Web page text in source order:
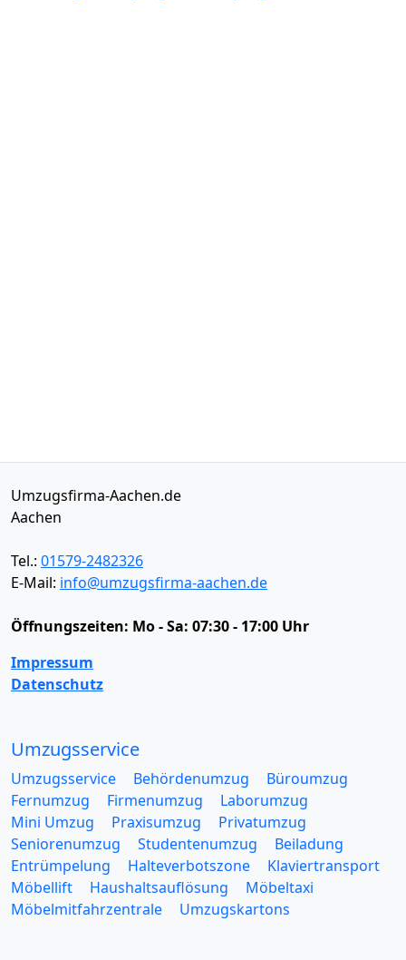
Umzugsfirma-Aachen.de
Aachen
Tel.: 01579-2482326
E-Mail: info@umzugsfirma-aachen.de
Öffnungszeiten: Mo - Sa: 07:30 - 17:00 Uhr
Impressum
Datenschutz
Umzugsservice
Umzugsservice Behördenumzug
Büroumzug
Fernumzug
Firmenumzug
Laborumzug
Mini Umzug
Praxisumzug
Privatumzug
Seniorenumzug
Studentenumzug
Beiladung
Entrümpelung
Halteverbotszone
Klaviertransport
Möbellift
Haushaltsauflösung
Möbeltaxi
Möbelmitfahrzentrale
Umzugskartons